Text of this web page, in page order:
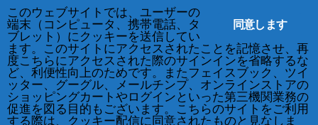
212-677-8621 info@crsny.org
Facebook
X
Instagram
RSS
同意します
このウェブサイトでは、ユーザーの
端末（コンピュータ、携帯電話、タ
ブレット）にクッキーを送信してい
ます。このサイトにアクセスされたことを記憶させ、再
度こちらにアクセスされた際のサインインを省略するな
ど、利便性向上のためです。またフェイスブック、ツイ
ッター、グーグル、メールチンプ、オンラインストアの
ショッピングカートやログインといった第三機関業務の
促進を図る目的もございます。こちらのサイトをご利用
する際は、クッキー配信に同意されたものと見なしま